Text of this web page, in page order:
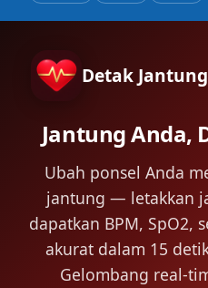
Detak
Jantung Anda,
Ubah ponsel Anda
jantung — letakkan
dapatkan BPM, SpO2,
akurat dalam 15
Gelombang real-